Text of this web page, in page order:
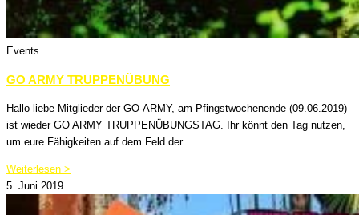
Events
GO ARMY TRUPPENÜBUNG
Hallo liebe Mitglieder der GO-ARMY, am Pfingstwochenende (09.06.2019)
ist wieder GO ARMY TRUPPENÜBUNGSTAG. Ihr könnt den Tag nutzen,
um eure Fähigkeiten auf dem Feld der
Weiterlesen >
5. Juni 2019